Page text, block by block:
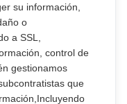
su información,
o
a SSL,
control de
gestionamos
que